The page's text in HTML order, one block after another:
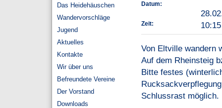
Das Heidehäuschen
Wandervorschläge
Jugend
Aktuelles
Kontakte
Wir über uns
Befreundete Vereine
Der Vorstand
Downloads
Datum:
Zeit: 10:15
Von Eltville wandern
Auf dem Rheinsteig
Bitte festes
Schlussrast